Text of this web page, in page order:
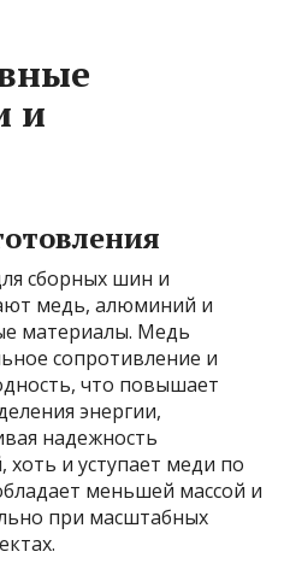
и
сборных шин и
медь, алюминий и
материалы. Медь
сопротивление и
что повышает
энергии,
надежность
и уступает меди по
меньшей массой и
при масштабных